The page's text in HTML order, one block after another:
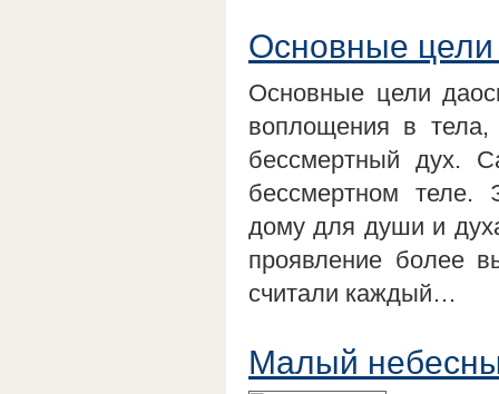
Основные
Основные цели
воплощения в
бессмертный дух.
бессмертном теле.
дому для души и
проявление более
считали каждый…
Малый